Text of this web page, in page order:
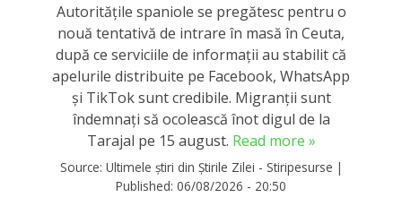
Autoritățile spaniole se pregătesc pentru o
nouă tentativă de intrare în masă în Ceuta,
după ce serviciile de informații au stabilit că
apelurile distribuite pe Facebook, WhatsApp
și TikTok sunt credibile. Migranții sunt
îndemnați să ocolească înot digul de la
Tarajal pe 15 august. Read more »
Source: Ultimele știri din Știrile Zilei - Stiripesurse |
Published: 06/08/2026 - 20:50